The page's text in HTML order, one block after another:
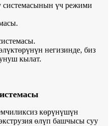
системасынын үч режими
негизинде, биз
кылат.
көрүнүшүн
өлүп башчысы суу